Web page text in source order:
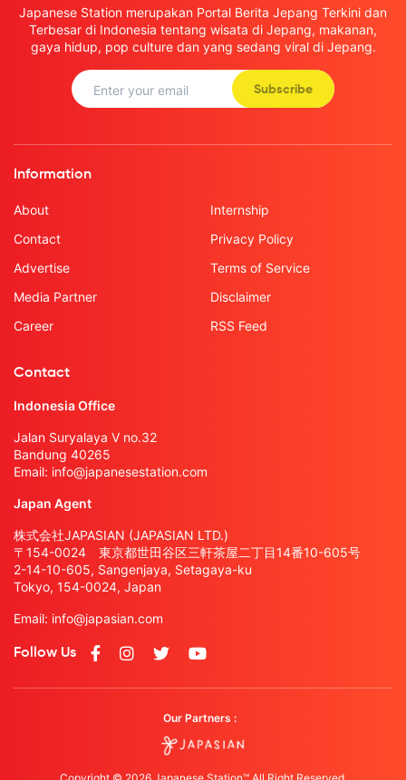
Japanese Station merupakan Portal Berita Jepang Terkini dan
Terbesar di Indonesia tentang wisata di Jepang, makanan,
gaya hidup, pop culture dan yang sedang viral di Jepang.
Subscribe
Information
About
Contact
Advertise
Media Partner
Career
Internship
Privacy Policy
Terms of Service
Disclaimer
RSS Feed
Contact
Indonesia Office
Jalan Suryalaya V no.32
Bandung 40265
Email: info@japanesestation.com
Japan Agent
株式会社JAPASIAN (JAPASIAN LTD.)
〒154-0024 東京都世田谷区三軒茶屋二丁目14番10-605号
2-14-10-605, Sangenjaya, Setagaya-ku
Tokyo, 154-0024, Japan
Email: info@japasian.com
Follow Us
Our Partners :